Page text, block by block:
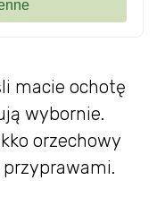
macie ochotę
wybornie.
orzechowy